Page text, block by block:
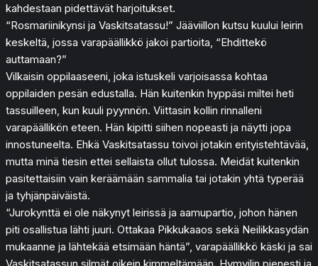
kahdestaan pidettävät harjoitukset.
“Rosmariinikynsi ja Vaskitsatassu!” Jääviillon kutsu kuului leirin
keskeltä, jossa varapäällikkö jakoi partioita, “Ehdittekö
auttamaan?”
Vilkaisin oppilaaseeni, joka istuskeli varjoisassa kohtaa
oppilaiden pesän edustalla. Hän kuitenkin hyppäsi miltei heti
tassuilleen, kun kuuli pyynnön. Viittasin kollin rinnalleni
varapäällikön eteen. Hän kipitti siihen nopeasti ja näytti jopa
innostuneelta. Ehkä Vaskitsatassu toivoi jotakin erityistehtävää,
mutta minä tiesin ettei sellaista ollut tulossa. Meidät kuitenkin
pasitettaisiin vain keräämään sammalia tai jotakin yhtä typerää
ja tyhjänpäiväistä.
“Jurokynttä ei ole näkynyt leirissä ja aamupartio, johon hänen
piti osallistua lähti juuri. Ottakaa Pikkukaaos sekä Neilikkasydän
mukaanne ja lähtekää etsimään häntä”, varapäällikkö käski ja sai
Vaskitsatassun silmät oikein kimmeltämään. Hymyilin pienesti ja